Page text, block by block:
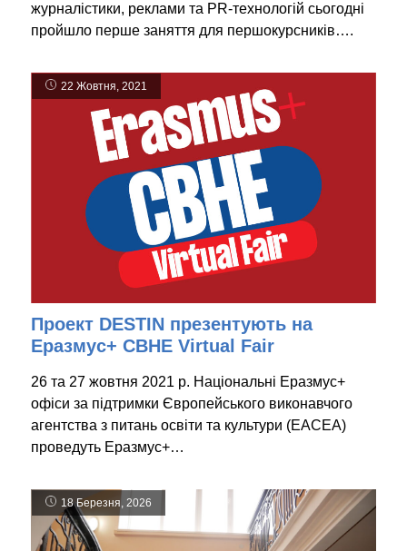
журналістики, реклами та PR-технологій сьогодні
пройшло перше заняття для першокурсників….
22 Жовтня, 2021
Проект DESTIN презентують на
Еразмус+ CBHE Virtual Fair
26 та 27 жовтня 2021 р. Національні Еразмус+
офіси за підтримки Європейського виконавчого
агентства з питань освіти та культури (ЕАСЕА)
проведуть Еразмус+…
18 Березня, 2026